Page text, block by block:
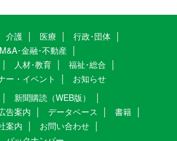
介護 医療
行政･団体
M&A･金融･不動産
人材･教育
福祉･総合
ー・イベント
お知らせ
新聞購読（WEB版）
告案内 データベース
書籍
案内
お問い合わせ